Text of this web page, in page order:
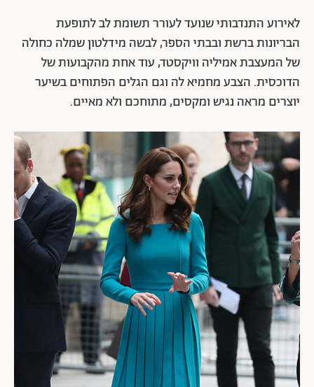
לאירוע התנדבותי שנועד לעורר תשומת לב לתופעת
הבריונות ברשת ובבתי הספר, לבשה מידלטון שמלה כחולה
של המעצבת אמיליה וויקסטד, עוד אחת מהקבועות של
הדוכסית. הצבע מחמיא לה וגם הגלים הפתוחים בשיער
יוצרים מראה נגיש ומקסים, מתוחכם ולא מאיים.